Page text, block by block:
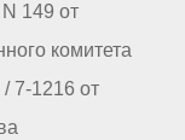
149 от
комитета
/ 7-1216 от